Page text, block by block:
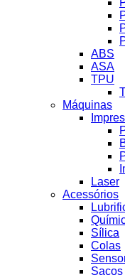
ABS
ASA
TPU
Máquinas
Laser
Acessórios
Sílica
Colas